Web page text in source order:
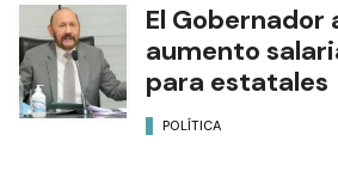
El Gobernador
aumento
para estatales
POLÍTICA